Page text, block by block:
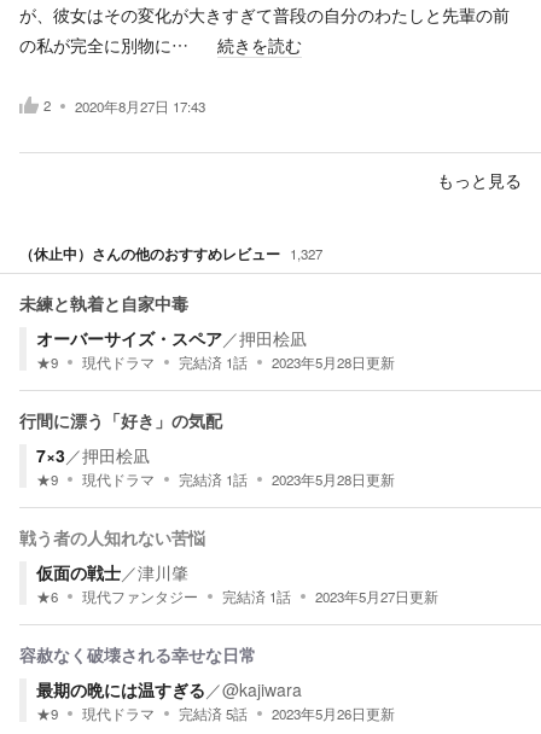
が、彼女はその変化が大きすぎて普段の自分のわたしと先輩の前
の私が完全に別物に…
続きを読む
2 2020年8月27日 17:43
もっと見る
（休止中） さんの他のおすすめレビュー 1,327
未練と執着と自家中毒
オーバーサイズ・スペア／押田桧凪
★9 現代ドラマ 完結済 1話 2023年5月28日更新
行間に漂う「好き」の気配
7×3／押田桧凪
★9 現代ドラマ 完結済 1話 2023年5月28日更新
戦う者の人知れない苦悩
仮面の戦士／津川肇
★6 現代ファンタジー 完結済 1話 2023年5月27日更新
容赦なく破壊される幸せな日常
最期の晩には温すぎる ／@kajiwara
★9 現代ドラマ 完結済5話 2023年5月26日更新